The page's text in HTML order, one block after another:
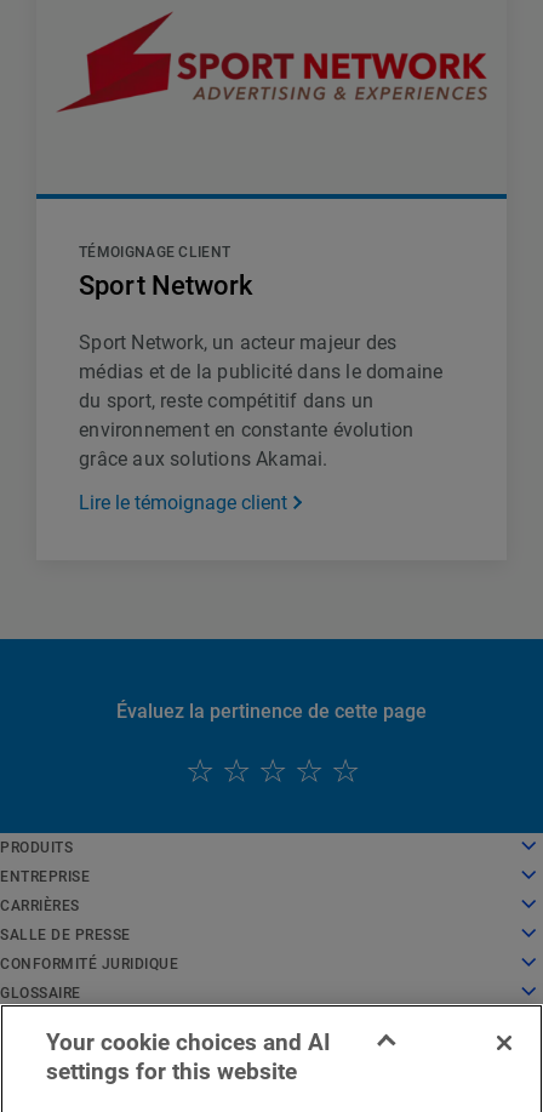
TÉMOIGNAGE CLIENT
Sport Network
Sport Network, un acteur majeur des
médias et de la publicité dans le domaine
du sport, reste compétitif dans un
environnement en constante évolution
grâce aux solutions Akamai.
Lire le témoignage client
Évaluez la pertinence de cette page
PRODUITS
Cloud Computing
Sécurité
Diffusion de contenu
Tous les produits et essais
Global Services
ENTREPRISE
À propos de nous
Histoire
Direction
Récompenses
Conseil d'administration
Infrastructure pour l'innovation
Relations avec les investisseurs
CARRIÈRES
Carrières
Travailler chez Akamai
Étudiants et récents diplômés
Environnement de travail inclusif
Rechercher un emploi
Blog culture
SALLE DE PRESSE
Salle de presse
Communiqués de presse
Dans l'actualité
Ressources multimédias
CONFORMITÉ JURIDIQUE
Juridique
Conformité en matière de sécurité de l'information
Centre de confiance pour la protection de la vie privée
Déclaration de confidentialité
GLOSSAIRE
Qu'est-ce que la sécurité des API ?
Qu'est-ce qu'un réseau de diffusion de contenu (CDN) ?
Qu'est-ce que le Cloud Computing ?
Avis juridiques région EMEAÉtat du service
Nous contacter
Français
English
Deutsch
Español
Français
Italiano
Português
中文
日本語Your cookie choices and AI
settings for this website